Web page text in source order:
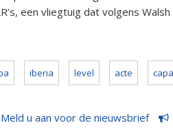
een vliegtuig dat volgens
iberia level acte capa
Meld u aan voor de nieuwsbrief